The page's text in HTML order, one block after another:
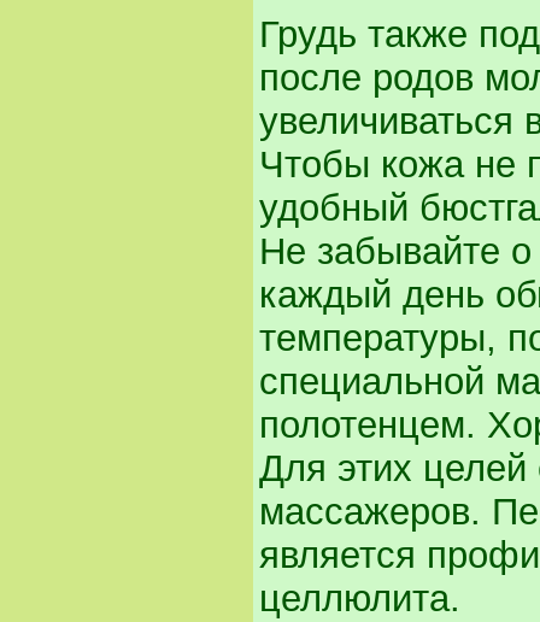
Грудь также
после родов
увеличиваться
Чтобы кожа не
удобный
Не забывайте
каждый день
температуры,
специальной
полотенцем.
Для этих
массажеров.
является
целлюлита.